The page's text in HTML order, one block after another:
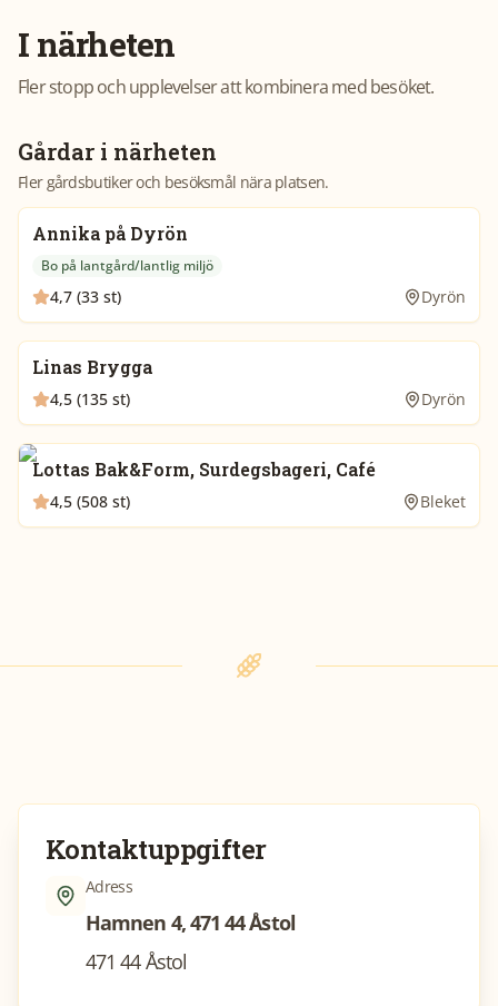
I närheten
Fler stopp och upplevelser att kombinera med besöket.
Gårdar i närheten
Fler gårdsbutiker och besöksmål nära platsen.
Annika på Dyrön
Bo på lantgård/lantlig miljö
4,7 (33 st) Dyrön
Linas Brygga
4,5 (135 st) Dyrön
Lottas Bak&Form, Surdegsbageri, Café
4,5 (508 st) Bleket
Kontaktuppgifter
Adress
Hamnen 4, 471 44 Åstol
471 44 Åstol